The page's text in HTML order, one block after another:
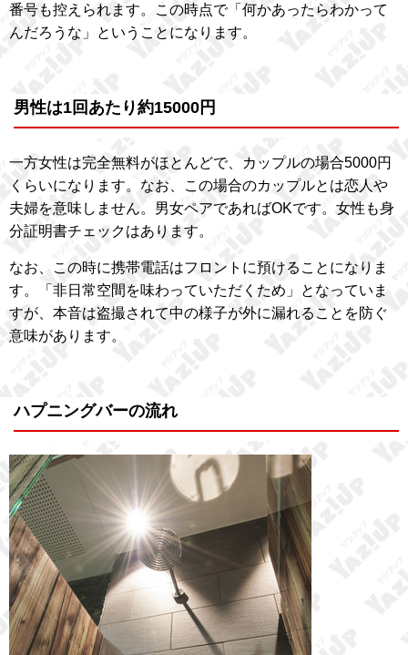
番号も控えられます。この時点で「何かあったらわかって
んだろうな」ということになります。
男性は1回あたり約15000円
一方女性は完全無料がほとんどで、カップルの場合5000円
くらいになります。なお、この場合のカップルとは恋人や
夫婦を意味しません。男女ペアであればOKです。女性も身
分証明書チェックはあります。
なお、この時に携帯電話はフロントに預けることになりま
す。「非日常空間を味わっていただくため」となっていま
すが、本音は盗撮されて中の様子が外に漏れることを防ぐ
意味があります。
ハプニングバーの流れ